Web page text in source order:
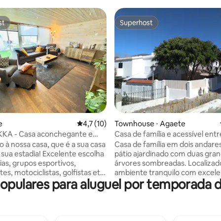
de 5, 183 avaliações
4,7 de uma avaliação média de 5, 10
4,7 (10)
- Casa aconchegante e
até 8 pessoas.
à nossa casa, que é a sua casa
estadia! Excelente escolha
grupos esportivos,
motociclistas, golfistas etc.
para quem gosta de
bares e clubes todas as
Superhost
Superhost
Townhouse ⋅ Agaete
Casa de família e acessível
montanhas.
Casa de família em dois
pátio ajardinado com duas
árvores sombreadas.
ambiente tranquilo com
acessibilidade. Sua localização é
afortunada; a poucos minutos
para aluguel por temporada